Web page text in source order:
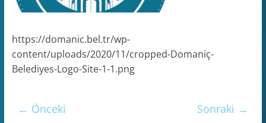
https://domanic.bel.tr/wp-
content/uploads/2020/11/cropped-Domaniç-
Belediyes-Logo-Site-1-1.png
← Önceki Sonraki →